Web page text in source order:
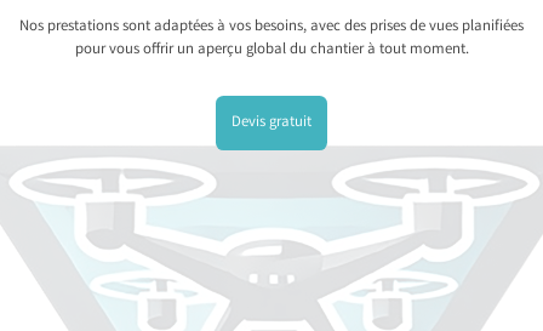
Nos prestations sont adaptées à vos besoins, avec des prises de vues planifiées
pour vous offrir un aperçu global du chantier à tout moment.
Devis gratuit